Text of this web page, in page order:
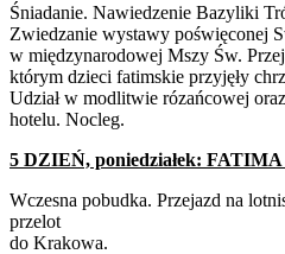
Śniadanie. Nawiedzenie Bazyliki
Zwiedzanie wystawy poświęconej
w międzynarodowej Mszy Św.
którym dzieci fatimskie przyjęły
Udział w modlitwie rózańcowej
hotelu. Nocleg.
5 DZIEŃ, poniedziałek:
Wczesna pobudka. Przejazd na
przelot
do Krakowa.